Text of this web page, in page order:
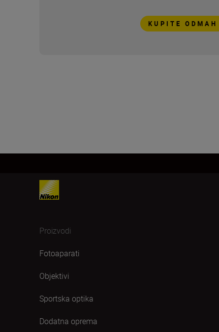
KUPITE ODMAH
Proizvodi
Fotoaparati
Objektivi
Sportska optika
Dodatna oprema